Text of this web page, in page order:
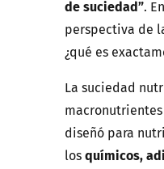
de suciedad”.
perspectiva de
¿qué es
La suciedad
diseñó para
los químicos,